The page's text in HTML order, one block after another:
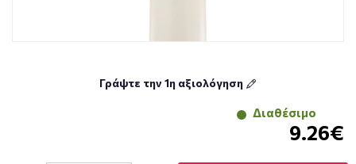
Γράψτε την 1η αξιολόγηση
Διαθέσιμο
9.26€